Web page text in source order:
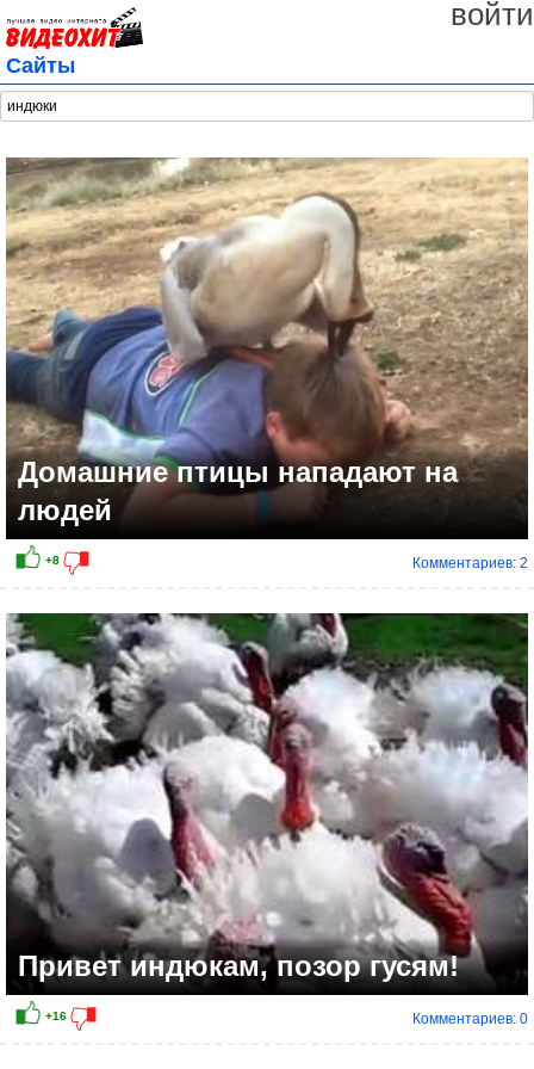
войти
Сайты
Домашние птицы нападают на
людей
Комментариев: 2
Привет индюкам, позор гусям!
Комментариев: 0